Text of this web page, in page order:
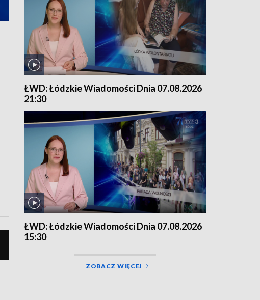
ŁWD: Łódzkie Wiadomości Dnia 07.08.2026
21:30
ŁWD: Łódzkie Wiadomości Dnia 07.08.2026
15:30
ZOBACZ WIĘCEJ